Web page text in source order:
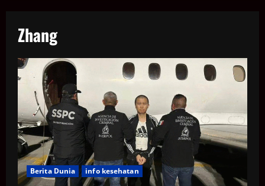
Zhang
Berita Dunia info kesehatan